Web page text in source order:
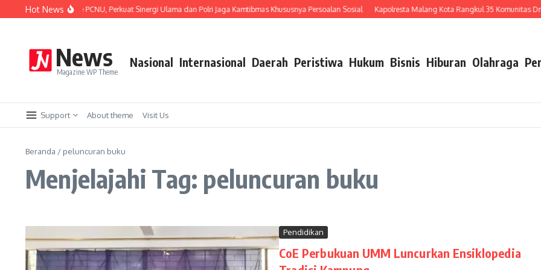
Lewati ke konten
Hot News
Kota Silaturahmi ke PCNU, Perkuat Sinergi Ulama dan Polri Jaga Kamtibmas Khususnya Persoalan Sosial Kapolresta Malang Kota Rangkul 35 Komunitas
News
Magazine WP Theme
Nasional Internasional Daerah Peristiwa Hukum Bisnis Hiburan Olahraga
Support About theme Visit Us
Beranda / peluncuran buku
Menjelajahi Tag: peluncuran buku
Pendidikan
CoE Perbukuan UMM Luncurkan Ensiklopedia